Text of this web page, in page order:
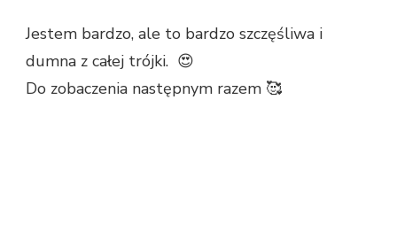
Jestem bardzo, ale to bardzo szczęśliwa i
dumna z całej trójki. 😍
Do zobaczenia następnym razem 🥰